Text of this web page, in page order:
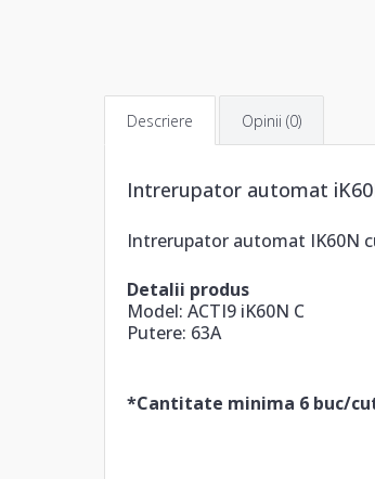
Descriere Opinii (0)
Intrerupator automat
Intrerupator automat IK60N
Detalii produs
Model: ACTI9 iK60N C
Putere: 63A
*Cantitate minima 6 buc/